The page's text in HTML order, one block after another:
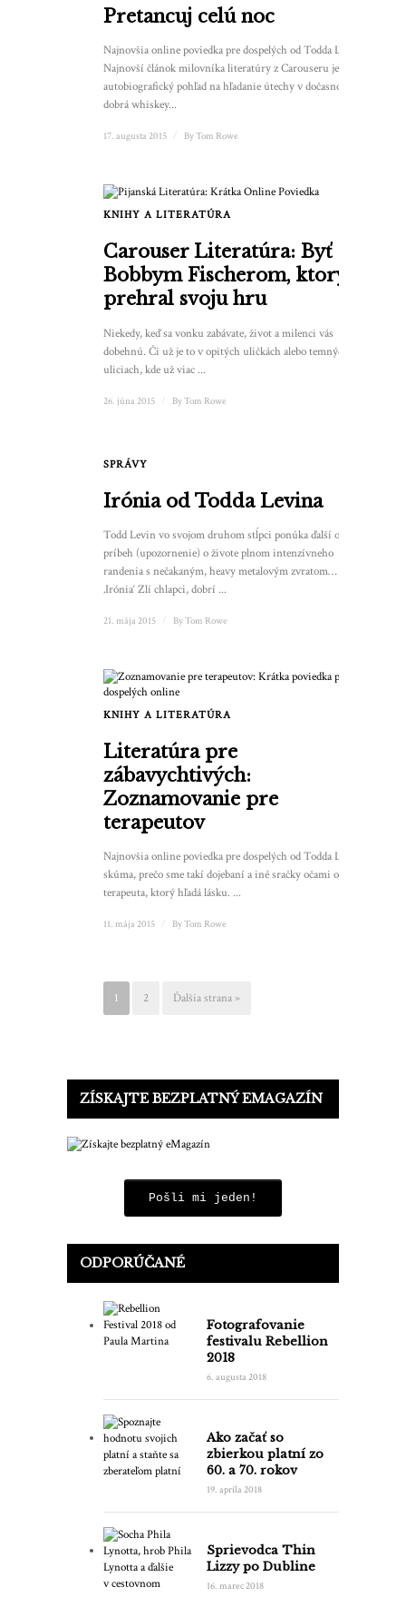
Pretancuj celú noc
Najnovšia online poviedka pre dospelých od Todda Levina.
Najnovší článok milovníka literatúry z Carouseru je
autobiografický pohľad na hľadanie útechy v dočasnosti,
dobrá whiskey...
17. augusta 2015 ByTom Rowe
KNIHY A LITERATÚRA
Carouser Literatúra: Byť
Bobbym Fischerom, ktorý
prehral svoju hru
Niekedy, keď sa vonku zabávate, život a milenci vás
dobehnú. Či už je to v opitých uličkách alebo temných
uliciach, kde už viac ...
26. júna 2015 ByTom Rowe
SPRÁVY
Irónia od Todda Levina
Todd Levin vo svojom druhom stĺpci ponúka ďalší opilecký
príbeh (upozornenie) o živote plnom intenzívneho
randenia s nečakaným, heavy metalovým zvratom…
‚Irónia‘ Zlí chlapci, dobrí ...
21. mája 2015 ByTom Rowe
KNIHY A LITERATÚRA
Literatúra pre
zábavychtivých:
Zoznamovanie pre
terapeutov
Najnovšia online poviedka pre dospelých od Todda Levina
skúma, prečo sme takí dojebaní a iné sračky očami ožratého
terapeuta, ktorý hľadá lásku. ...
11. mája 2015 ByTom Rowe
1 2 Ďalšia strana »
ZÍSKAJTE BEZPLATNÝ EMAGAZÍN
Pošli mi jeden!
ODPORÚČANÉ
Fotografovanie
festivalu Rebellion
2018
6. augusta 2018
Ako začať so
zbierkou platní zo
60. a 70. rokov
19. apríla 2018
Sprievodca Thin
Lizzy po Dubline
16. marec 2018